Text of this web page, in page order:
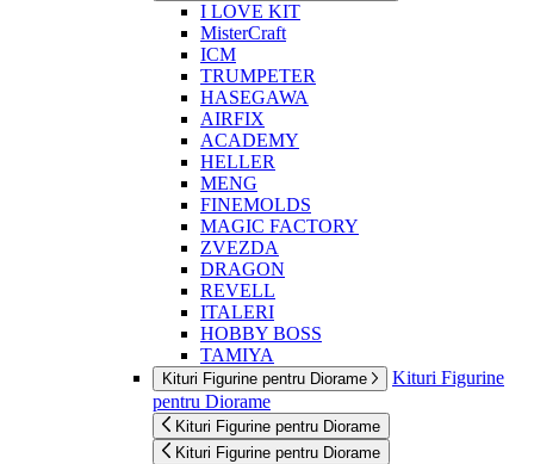
I LOVE KIT
MisterCraft
ICM
TRUMPETER
HASEGAWA
AIRFIX
ACADEMY
HELLER
MENG
FINEMOLDS
MAGIC FACTORY
ZVEZDA
DRAGON
REVELL
ITALERI
HOBBY BOSS
TAMIYA
Kituri Figurine pentru Diorame
Kituri Figurine
pentru Diorame
Kituri Figurine pentru Diorame
Kituri Figurine pentru Diorame